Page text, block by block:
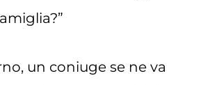
un coniuge se ne va